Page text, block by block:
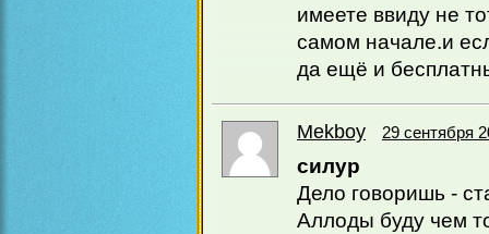
имеете ввиду не
самом начале.и
да ещё и
Mekboy 29 сентября
силур
Дело говоришь -
Аллоды буду чем